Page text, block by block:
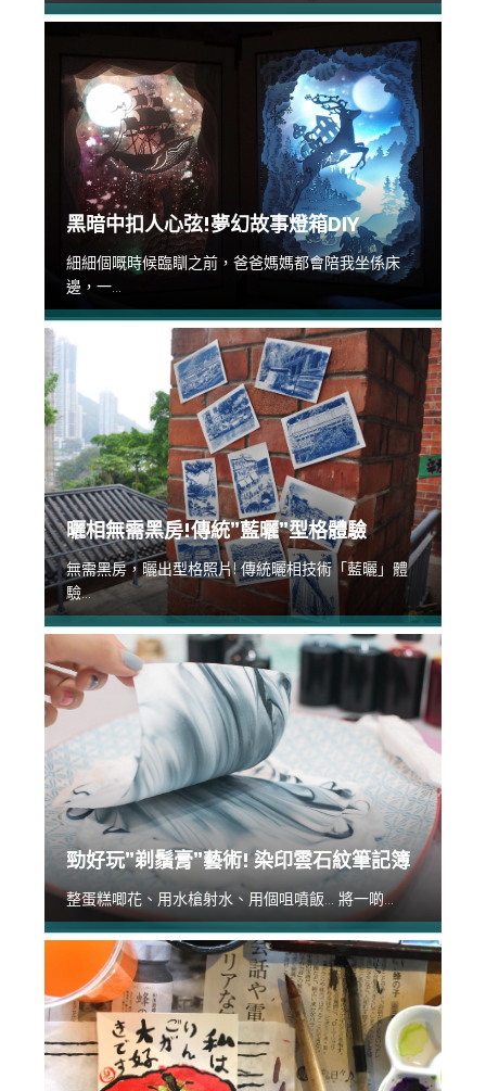
黑暗中扣人心弦!夢幻故事燈箱DIY
細細個嘅時候臨瞓之前，爸爸媽媽都會陪我坐係床
邊，一...
曬相無需黑房!傳統”藍曬”型格體驗
無需黑房，曬出型格照片! 傳統曬相技術「藍曬」體
驗...
勁好玩”剃鬚膏”藝術! 染印雲石紋筆記簿
整蛋糕唧花、用水槍射水、用個咀噴飯... 將一啲...